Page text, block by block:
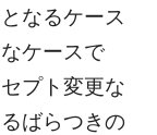
なるケース
ケースで
プト変更な
ばらつきの